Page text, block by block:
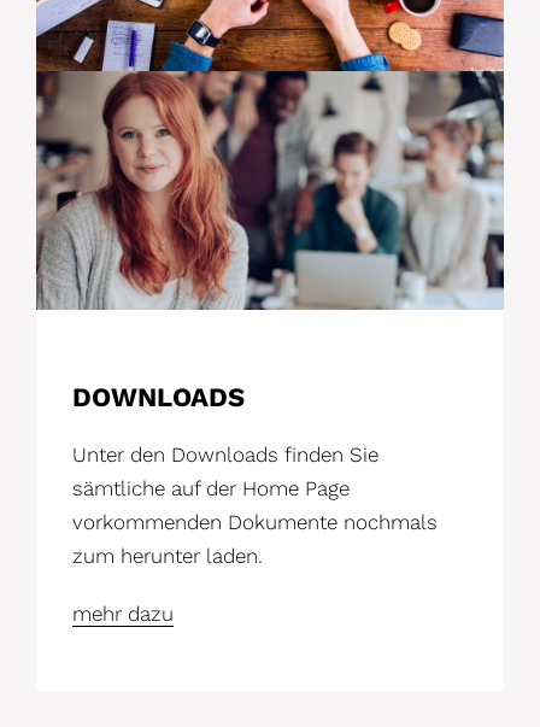
DOWNLOADS
Unter den Downloads finden Sie
sämtliche auf der Home Page
vorkommenden Dokumente nochmals
zum herunter laden.
mehr dazu